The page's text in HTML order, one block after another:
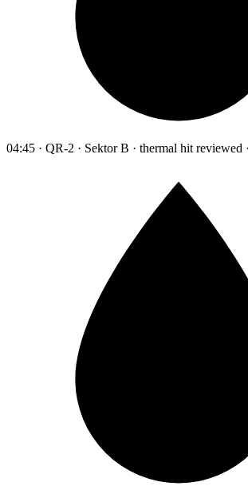
04:45 · QR-2 · Sektor B · thermal hit reviewed